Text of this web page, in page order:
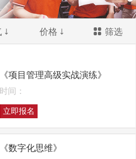
价格 筛选
《项目管理高级实战演练》
时间：
立即报名
《数字化思维》